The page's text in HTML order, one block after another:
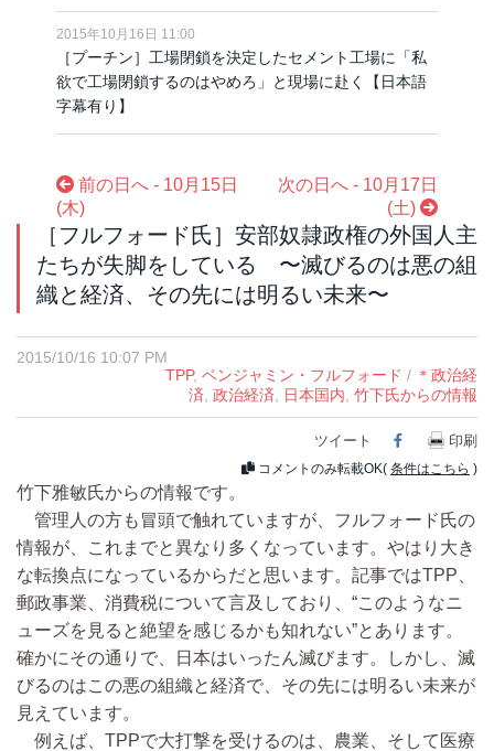
2015年10月16日 11:00
［プーチン］工場閉鎖を決定したセメント工場に「私
欲で工場閉鎖するのはやめろ」と現場に赴く【日本語
字幕有り】
前の日へ - 10月15日
(木)
次の日へ - 10月17日
(土)
［フルフォード氏］安部奴隷政権の外国人主
たちが失脚をしている 〜滅びるのは悪の組
織と経済、その先には明るい未来〜
2015/10/16 10:07 PM
TPP, ベンジャミン・フルフォード / ＊政治経
済 政治経済 日本国内 竹下氏からの情報
ツイート Facebook
印刷
コメントのみ転載OK( 条件はこちら )
竹下雅敏氏からの情報です。
管理人の方も冒頭で触れていますが、フルフォード氏の
情報が、これまでと異なり多くなっています。やはり大き
な転換点になっているからだと思います。記事ではTPP、
郵政事業、消費税について言及しており、“このようなニ
ューズを見ると絶望を感じるかも知れない”とあります。
確かにその通りで、日本はいったん滅びます。しかし、滅
びるのはこの悪の組織と経済で、その先には明るい未来が
見えています。
例えば、TPPで大打撃を受けるのは、農業、そして医療